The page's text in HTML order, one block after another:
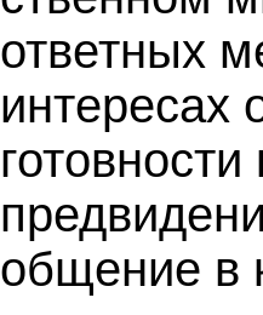
ответных
интересах
общение в